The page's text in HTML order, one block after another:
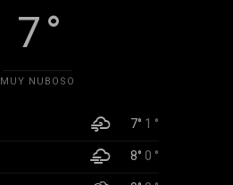
7 °
MUY NUBOSO
7° 1 °
8°0 °